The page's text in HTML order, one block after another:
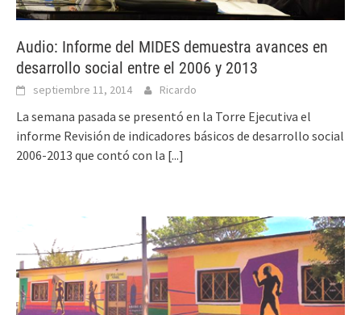
Audio: Informe del MIDES demuestra avances en
desarrollo social entre el 2006 y 2013
septiembre 11, 2014 Ricardo
La semana pasada se presentó en la Torre Ejecutiva el
informe Revisión de indicadores básicos de desarrollo social
2006-2013 que contó con la [...]